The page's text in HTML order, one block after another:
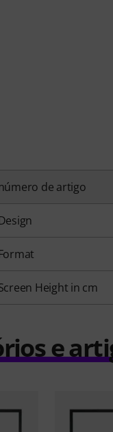
de artigo
Height in cm
e